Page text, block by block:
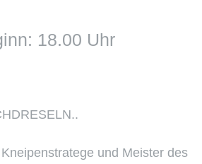
18.00 Uhr
und Meister des